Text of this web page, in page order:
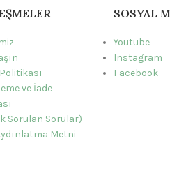
ve İade
Sorulan Sorular)
Metni
SOSYAL
Youtube
Instagram
Facebook